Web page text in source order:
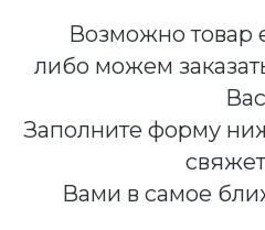
Возможно товар
либо можем
Заполните форму
Вами в самое